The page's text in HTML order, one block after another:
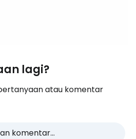
lagi?
atau komentar
komentar...